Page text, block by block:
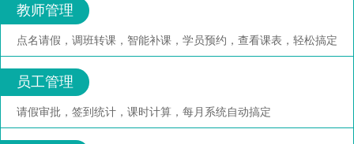
教师管理
点名请假，调班转课，智能补课，学员预约，查看课表，轻松搞定
员工管理
请假审批，签到统计，课时计算，每月系统自动搞定